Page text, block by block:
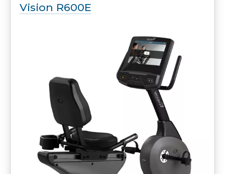
Vision R600E